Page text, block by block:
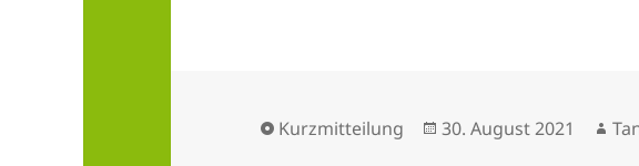
Format
Kurzmitteilung
Veröffentlicht
30. August 2021